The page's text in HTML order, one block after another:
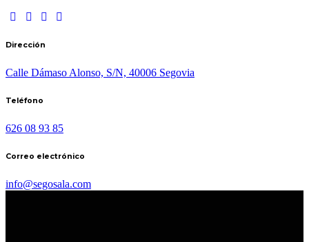
Dirección
Calle Dámaso Alonso, S/N, 40006 Segovia
Teléfono
626 08 93 85
Correo electrónico
info@segosala.com